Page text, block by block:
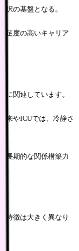
択の基盤となる。
足度の高いキャリア
に関連しています。
来やICUでは、冷静さ
長期的な関係構築力
。
特徴は大きく異なり